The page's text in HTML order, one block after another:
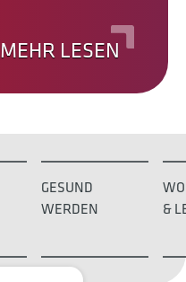
MEHR LESEN
GESUND
WERDEN
&